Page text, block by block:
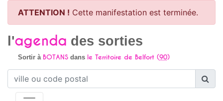
ATTENTION ! Cette manifestation est terminée.
l'agenda des sorties
Sortir à BOTANSdans le Territoire de Belfort (90)